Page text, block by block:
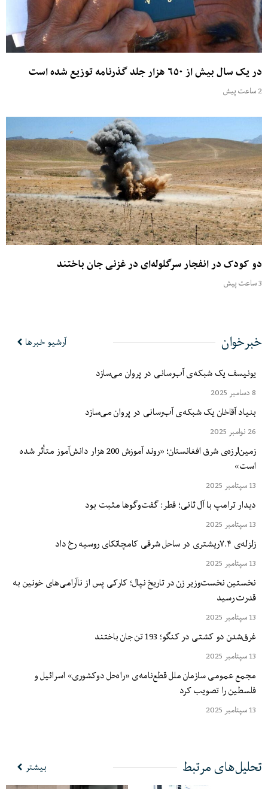
در یک سال بیش از ۶۵۰ هزار جلد گذرنامه توزیع شده است
2 ساعت پیش
دو کودک در انفجار سرگلوله‌ای در غزنی جان باختند
3 ساعت پیش
خبرخوان
آرشیو خبرها
یونیسف یک شبکه‌ی آب‌رسانی در پروان می‌سازد
8 دسامبر 2025
بنیاد آقاخان یک شبکه‌ی آب‌رسانی در پروان می‌سازد
26 نوامبر 2025
زمین‌لرزه‌ی شرق افغانستان؛ «روند آموزش 200 هزار دانش‌آموز متأثر شده
است»
13 سپتامبر 2025
دیدار ترامپ با آل ثانی؛ قطر: گفت‌وگوها مثبت بود
13 سپتامبر 2025
زلزله‌ی ۷.۴ریشتری در ساحل شرقی کامچاتکای روسیه رخ داد
13 سپتامبر 2025
نخستین نخست‌وزیر زن در تاریخ نپال؛ کارکی پس از ناآرامی‌های خونین به
قدرت رسید
13 سپتامبر 2025
غرق‌شدن دو کشتی در کنگو؛ 193 تن جان باختند
13 سپتامبر 2025
مجمع عمومی سازمان ملل قطع‌نامه‌ی «راه‌حل دوکشوری» اسرائیل و
فلسطین را تصویب کرد
13 سپتامبر 2025
تحلیل‌های مرتبط بیشتر